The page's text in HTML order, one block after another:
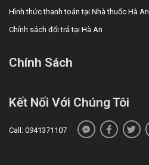
Hình thức thanh toán tại Nhà thuốc Hà An
Chính sách đổi trả tại Hà An
Chính Sách
Kết Nối Với Chúng Tôi
Call: 0941371107